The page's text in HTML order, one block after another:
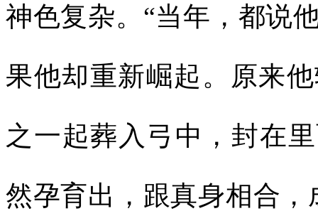
神色复杂。“当年，都说
果他却重新崛起。原来
之一起葬入弓中，封在
然孕育出，跟真身相合